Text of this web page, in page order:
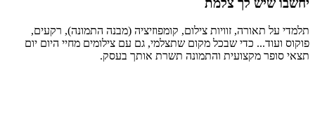
יחשבו שיש לך צלמת
תלמדי על תאורה, זוויות צילום, קומפוזיציה (מבנה התמונה), רקעים,
פוקוס ועוד... כדי שבכל מקום שתצלמי, גם עם צילומים מחיי היום יום
תצאי סופר מקצועית והתמונה תשרת אותך בעסק.